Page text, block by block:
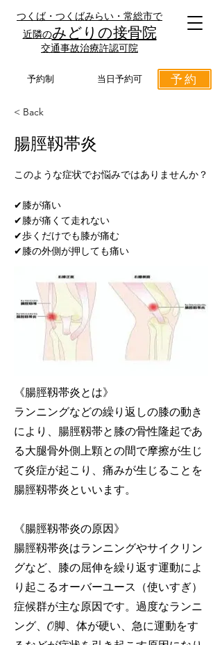
つくば・つくばみらい・常総市で
近隣のみどりの接骨院
​交通事故治療許認可院
予約制 当日予約可 予約
< Back
腸脛靱帯炎
このような症状でお悩みではありませんか？
✔︎膝が痛い
✔︎膝が痛くて走れない
✔︎歩くだけでも膝が痛む
✔︎膝の外側が押しても痛い
《腸脛靱帯炎とは》
ランニングなどの繰り返しの膝の動き
により、腸脛靱帯と膝の骨性隆起であ
る大腿骨外側上顆との間で摩擦が生じ
て炎症が起こり、痛みが生じることを
腸脛靱帯炎といいます。
《腸脛靱帯炎の原因》
腸脛靱帯炎はランニングやサイクリン
グなど、膝の屈伸を繰り返す運動によ
り起こるオーバーユース（使いすぎ）
症候群が主な原因です。過度なランニ
ング、O脚、体が硬い、急に運動をす